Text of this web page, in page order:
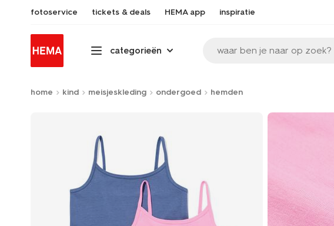
fotoservice tickets & deals HEMA app inspiratie
categorieën waar ben je naar op zoek?
home kind meisjeskleding ondergoed hemden